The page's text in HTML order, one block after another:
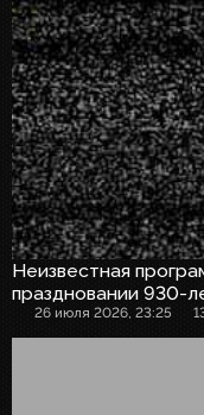
Неизвестная
праздновании 930-
26 июля 2026, 23:25